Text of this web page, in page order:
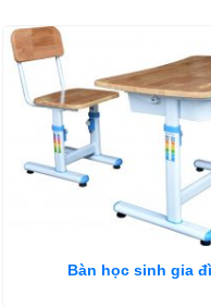
Bàn học sinh gia